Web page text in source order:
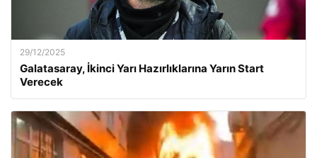
29/12/2025
Galatasaray, İkinci Yarı Hazırlıklarına Yarın Start
Verecek